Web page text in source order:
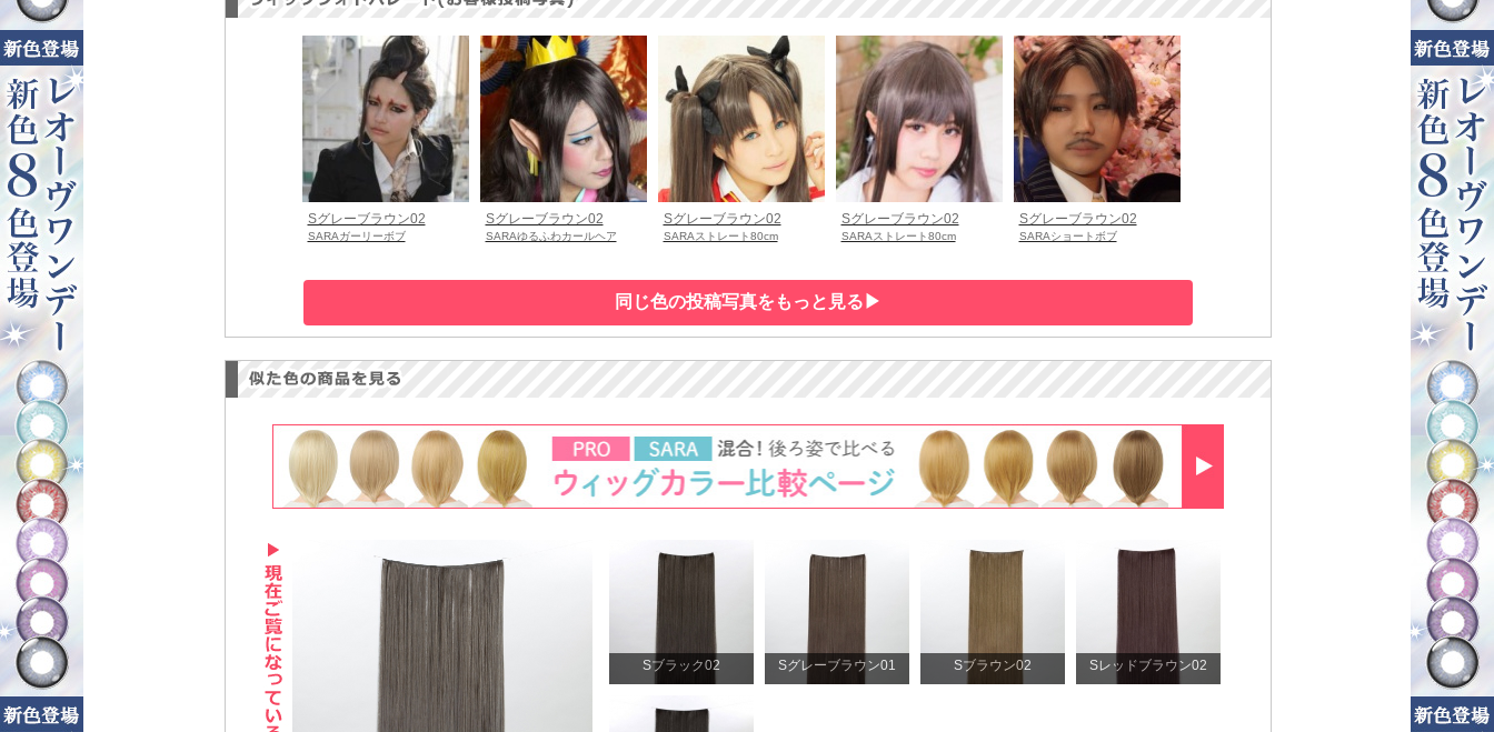
Sグレーブラウン02
SARAガーリーボブ
Sグレーブラウン02
SARAゆるふわカールヘア
Sグレーブラウン02
SARAストレート80cm
Sグレーブラウン02
SARAストレート80cm
Sグレーブラウン02
SARAショートボブ
Sブラック02 Sグレーブラウン01 Sブラウン02 Sレッドブラウン02